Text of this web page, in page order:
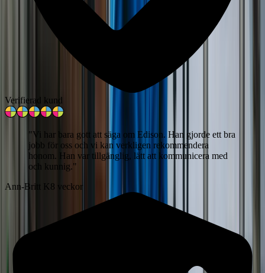
Verifierad kund
"Vi har bara gott att säga om Edison. Han gjorde ett bra
jobb för oss och vi kan verkligen rekommendera
honom. Han var tillgänglig, lätt att kommunicera med
och kunnig."
Ann-Britt K8 veckor